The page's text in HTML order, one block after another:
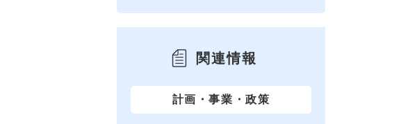
関連情報
計画・事業・政策